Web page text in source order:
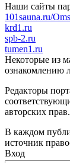
Наши сайты
101sauna.ru/
krd1.ru
spb-2.ru
tumen1.ru
Некоторые из
ознакомлению
Редакторы
авторских прав.
В каждом
источник
Вход